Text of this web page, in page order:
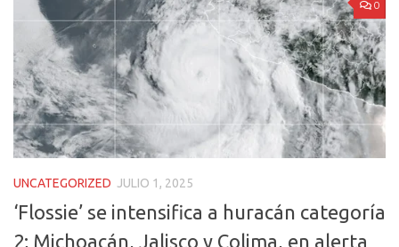
0
UNCATEGORIZED JULIO 1, 2025
‘Flossie’ se intensifica a huracán categoría
2; Michoacán, Jalisco y Colima, en alerta